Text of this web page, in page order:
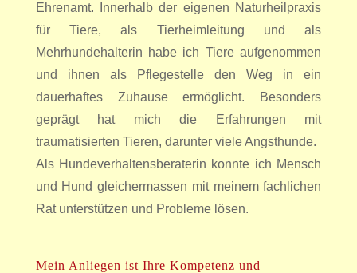
Ehrenamt. Innerhalb der eigenen Naturheilpraxis
für Tiere, als Tierheimleitung und als
Mehrhundehalterin habe ich Tiere aufgenommen
und ihnen als Pflegestelle den Weg in ein
dauerhaftes Zuhause ermöglicht. Besonders
geprägt hat mich die Erfahrungen mit
traumatisierten Tieren, darunter viele Angsthunde.
Als Hundeverhaltensberaterin konnte ich Mensch
und Hund gleichermassen mit meinem fachlichen
Rat unterstützen und Probleme lösen.
Mein Anliegen ist Ihre Kompetenz und